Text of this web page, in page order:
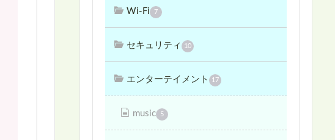
Wi-Fi 7
セキュリティ 10
エンターテイメント 17
music 5